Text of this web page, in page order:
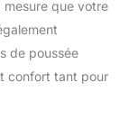
adapté
des
mesure que votre
de poussée
confort tant pour